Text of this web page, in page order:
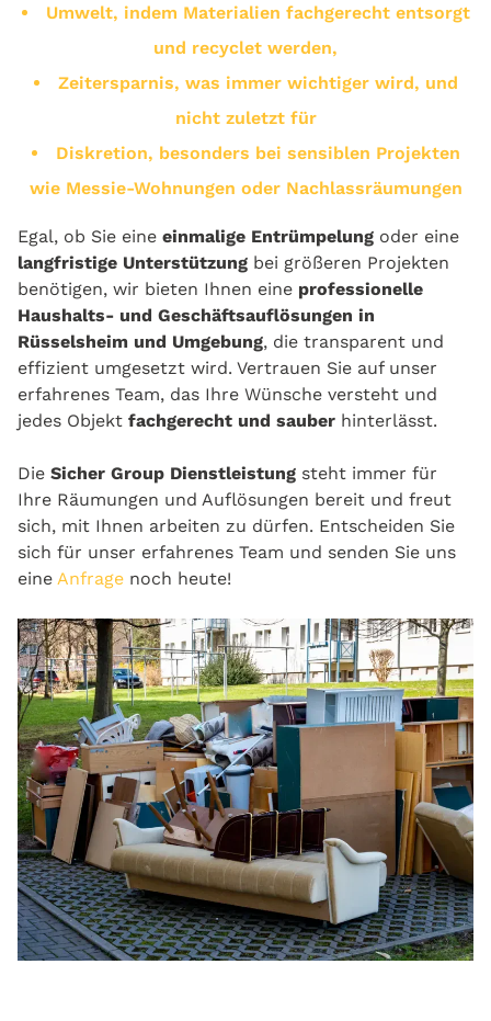
Umwelt, indem Materialien fachgerecht entsorgt
und recyclet werden,
Zeitersparnis, was immer wichtiger wird, und
nicht zuletzt für
Diskretion, besonders bei sensiblen Projekten
wie Messie-Wohnungen oder Nachlassräumungen
Egal, ob Sie eine einmalige Entrümpelung oder eine
langfristige Unterstützung bei größeren Projekten
benötigen, wir bieten Ihnen eine professionelle
Haushalts- und Geschäftsauflösungen in
Rüsselsheim und Umgebung, die transparent und
effizient umgesetzt wird. Vertrauen Sie auf unser
erfahrenes Team, das Ihre Wünsche versteht und
jedes Objekt fachgerecht und sauber hinterlässt.
Die Sicher Group Dienstleistung steht immer für
Ihre Räumungen und Auflösungen bereit und freut
sich, mit Ihnen arbeiten zu dürfen. Entscheiden Sie
sich für unser erfahrenes Team und senden Sie uns
eine Anfrage noch heute!